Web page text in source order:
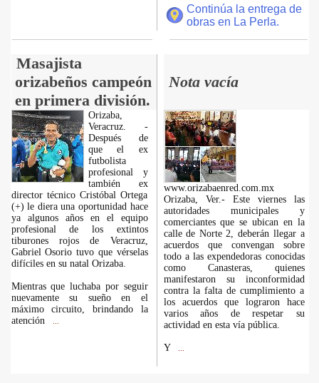
Continúa la entrega de
obras en La Perla.
Masajista
orizabeños campeón
en primera división.
Nota vacía
Orizaba,
Veracruz. -
Después de
que el ex
futbolista
profesional y
también ex
director técnico Cristóbal Ortega
(+) le diera una oportunidad hace
ya algunos años en el equipo
profesional de los extintos
tiburones rojos de Veracruz,
Gabriel Osorio tuvo que vérselas
difíciles en su natal Orizaba.
Mientras que luchaba por seguir
nuevamente su sueño en el
máximo circuito, brindando la
atención
www.orizabaenred.com.mx
Orizaba, Ver.- Este viernes las
autoridades municipales y
comerciantes que se ubican en la
calle de Norte 2, deberán llegar a
acuerdos que convengan sobre
todo a las expendedoras conocidas
como Canasteras, quienes
manifestaron su inconformidad
contra la falta de cumplimiento a
los acuerdos que lograron hace
varios años de respetar su
actividad en esta vía pública.
Y